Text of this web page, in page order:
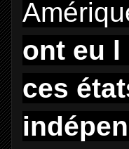
ont eu
ces